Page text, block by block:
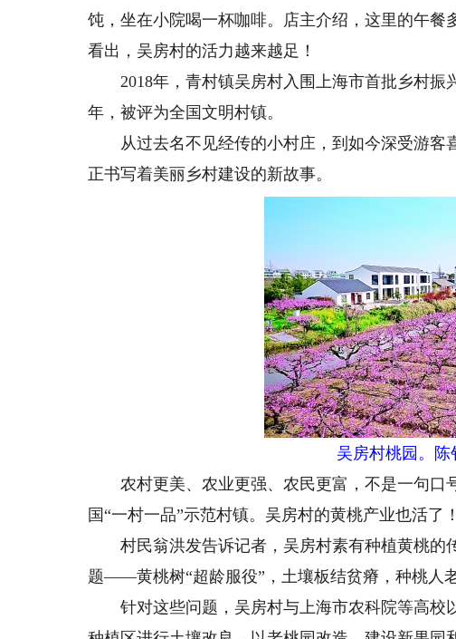
饨，坐在小院喝一杯咖啡。店主介绍，这里的午
看出，吴房村的活力越来越足！
2018年，青村镇吴房村入围上海市首批乡村振
年，被评为全国文明村镇。
从过去名不见经传的小村庄，到如今深受游客喜
正书写着美丽乡村建设的新故事。
吴房村桃园。
农村更美、农业更强、农民更富，不是一句口
国“一村一品”示范村镇。吴房村的黄桃产业也活了！
村民翁洪发告诉记者，吴房村素有种植黄桃的
题——黄桃树“超龄服役”，土壤板结贫瘠，种桃人老
针对这些问题，吴房村与上海市农科院等高校